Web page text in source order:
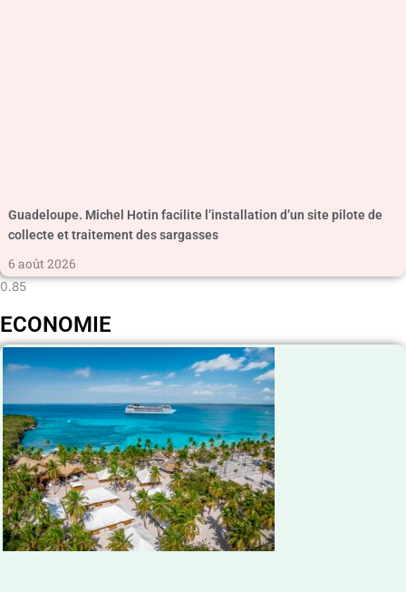
Guadeloupe. Michel Hotin facilite l’installation d’un site pilote de
collecte et traitement des sargasses
6 août 2026
ECONOMIE